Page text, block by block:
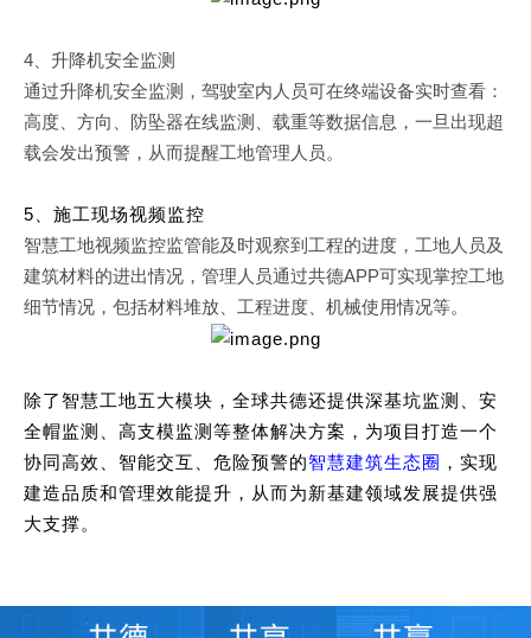
4 、升降机安全监测
通过升降机安全监测，驾驶室内人员可在终端设备实时查看：
高度、方向、防坠器在线监测、载重等数据信息，一旦出现超
载会发出预警，从而提醒工地管理人员。
5 、施工现场视频监控
智慧工地视频监控监管能及时观察到工程的进度，工地人员及
建筑材料的进出情况，管理人员通过共德APP可实现掌控工地
细节情况，包括材料堆放、工程进度、机械使用情况等。
除了智慧工地五大模块，全球共德还提供深基坑监测、安
全帽监测、高支模监测等整体解决方案，为项目打造一个
协同高效、智能交互、危险预警的智慧建筑生态圈 ，实现
建造品质和管理效能提升，从而为新基建领域发展提供强
大支撑。